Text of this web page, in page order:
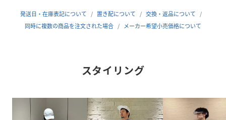
発送日・在庫表記について 置き配について
交換・返品について
同時に複数の商品を注文された場合
メーカー希望小売価格について
スタイリング